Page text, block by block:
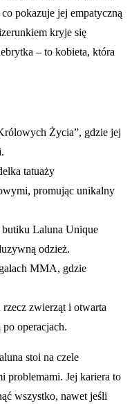
pokazuje jej empatyczną
kryje się
– to kobieta, która
Życia”, gdzie jej
tatuaży
promując unikalny
butiku Laluna Unique
odzież.
MMA, gdzie
rzecz zwierząt i otwarta
operacjach.
stoi na czele
problemami. Jej kariera to
wszystko, nawet jeśli